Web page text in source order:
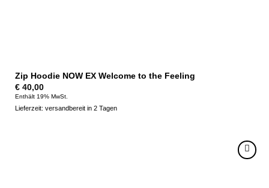
Zip Hoodie NOW EX Welcome to the Feeling
€40,00
Enthält 19% MwSt.
Lieferzeit: versandbereit in 2 Tagen